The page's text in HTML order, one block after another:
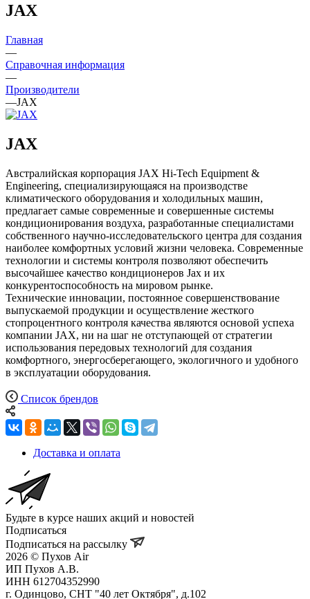
JAX
Главная
—
Справочная информация
—
Производители
—JAX
JAX
Австралийская корпорация JAX Hi-Tech Equipment &
Engineering, специализирующаяся на производстве
климатического оборудования и холодильных машин,
предлагает самые современные и совершенные системы
кондиционирования воздуха, разработанные специалистами
собственного научно-исследовательского центра для создания
наиболее комфортных условий жизни человека. Современные
технологии и системы контроля позволяют обеспечить
высочайшее качество кондиционеров Jax и их
конкурентоспособность на мировом рынке.
Технические инновации, постоянное совершенствование
выпускаемой продукции и осуществление жесткого
стопроцентного контроля качества являются основой успеха
компании JAX, ни на шаг не отступающей от стратегии
использования передовых технологий для создания
комфортного, энергосберегающего, экологичного и удобного
в эксплуатации оборудования.
Список брендов
Доставка и оплата
Будьте в курсе наших акций и новостей
Подписаться
Подписаться на рассылку
2026 © Пухов Air
ИП Пухов А.В.
ИНН 612704352990
г. Одинцово, СНТ "40 лет Октября", д.102